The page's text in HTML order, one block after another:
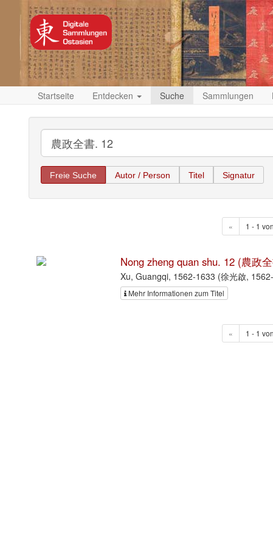
Startseite Entdecken Suche Sammlungen
Freie Suche Autor / Person Titel Signatur
« 1 - 1
Nong zheng quan shu. 12 (農政
Xu, Guangqi, 1562-1633 (徐光啟,
Mehr Informationen zum Titel
« 1 - 1